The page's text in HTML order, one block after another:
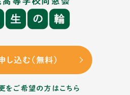
し込む（無料）
をご希望の方はこちら